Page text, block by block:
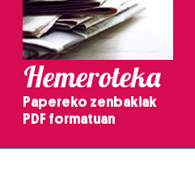
Hemeroteka
Papereko zenbakiak
PDF formatuan